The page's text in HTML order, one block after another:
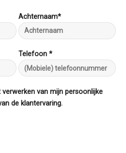
Achternaam*
Telefoon *
verwerken van mijn persoonlijke
de klantervaring.